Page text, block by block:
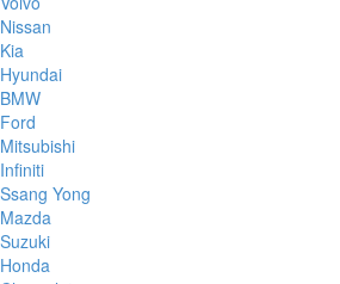
Nissan
Kia
Hyundai
BMW
Ford
Mitsubishi
Infiniti
Ssang Yong
Mazda
Suzuki
Honda